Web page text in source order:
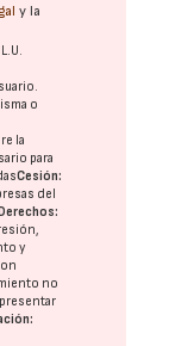
y la
o
la
para
Cesión:
del
y
no